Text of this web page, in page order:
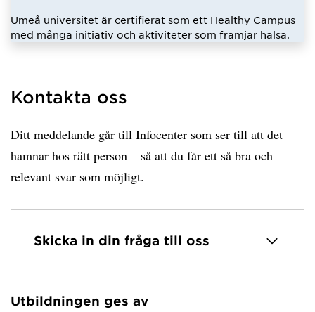
Umeå universitet är certifierat som ett Healthy Campus
med många initiativ och aktiviteter som främjar hälsa.
Kontakta oss
Ditt meddelande går till Infocenter som ser till att det
hamnar hos rätt person – så att du får ett så bra och
relevant svar som möjligt.
Skicka in din fråga till oss
Har hämtat avsändare.
Utbildningen ges av